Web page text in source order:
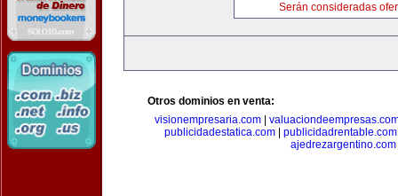
Serán consideradas
Otros dominios en venta:
visionempresaria.com
publicidadestatica.com
publicidadrentable.com
ajedrezargentino.com